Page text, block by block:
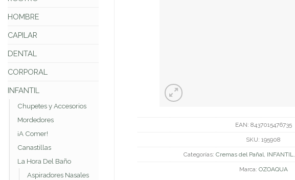
HOMBRE
CAPILAR
DENTAL
CORPORAL
INFANTIL
Chupetes y Accesorios
Mordedores
¡A Comer!
Canastillas
La Hora Del Baño
Aspiradores Nasales
EAN: 8437015476735
SKU:195908
Categorías:Cremas del Pañal, INFANTIL,
Marca: OZOAQUA